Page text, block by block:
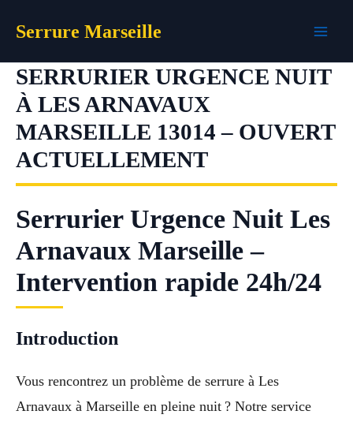
Serrure Marseille
SERRURIER URGENCE NUIT
À LES ARNAVAUX
MARSEILLE 13014 – OUVERT
ACTUELLEMENT
Serrurier Urgence Nuit Les
Arnavaux Marseille –
Intervention rapide 24h/24
Introduction
Vous rencontrez un problème de serrure à Les
Arnavaux à Marseille en pleine nuit ? Notre service